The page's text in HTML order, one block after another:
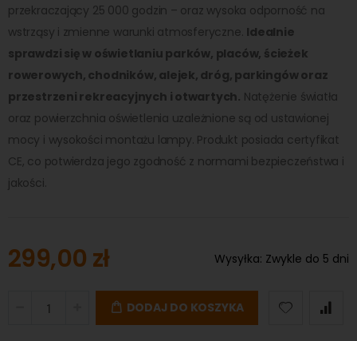
przekraczający 25 000 godzin – oraz wysoka odporność na
wstrząsy i zmienne warunki atmosferyczne. Idealnie
sprawdzi się w oświetlaniu parków, placów, ścieżek
rowerowych, chodników, alejek, dróg, parkingów oraz
przestrzeni rekreacyjnych i otwartych. Natężenie światła
oraz powierzchnia oświetlenia uzależnione są od ustawionej
mocy i wysokości montażu lampy. Produkt posiada certyfikat
CE, co potwierdza jego zgodność z normami bezpieczeństwa i
jakości.
299,00 zł Wysyłka: Zwykle do 5 dni
DODAJ DO KOSZYKA